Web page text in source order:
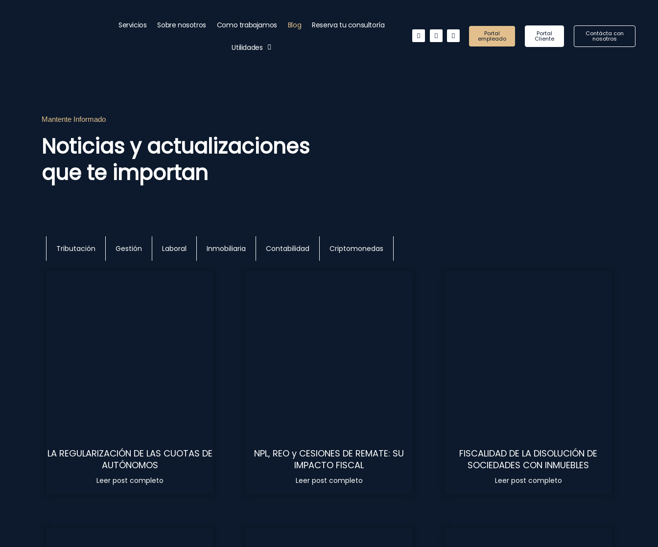
Servicios Sobre nosotros Como trabajamos Blog Reserva tu consultoría
Utilidades
LinkedinInstagramWhatsappPortal
empleado
Portal
Cliente
Contácta con
nosotros
Mantente Informado
Noticias y actualizaciones
que te importan
Tributación Gestión Laboral Inmobiliaria Contabilidad Criptomonedas
LA REGULARIZACIÓN DE LAS CUOTAS DE
AUTÓNOMOS
Leer post completo
NPL, REO y CESIONES DE REMATE: SU
IMPACTO FISCAL
Leer post completo
FISCALIDAD DE LA DISOLUCIÓN DE
SOCIEDADES CON INMUEBLES
Leer post completo